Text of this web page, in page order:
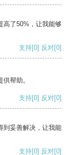
高了50%，让我能够
支持[0] 反对[0]
帮助。
支持[0] 反对[0]
到妥善解决，让我能
支持[0] 反对[0]